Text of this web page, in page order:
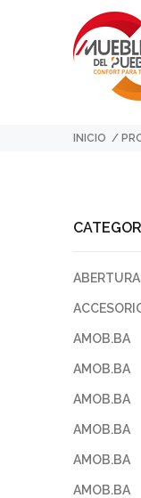
INICIO
AMOB.BA
AMOB.BA
AMOB.BA
AMOB.BA
AMOB.BA
AMOB.BA